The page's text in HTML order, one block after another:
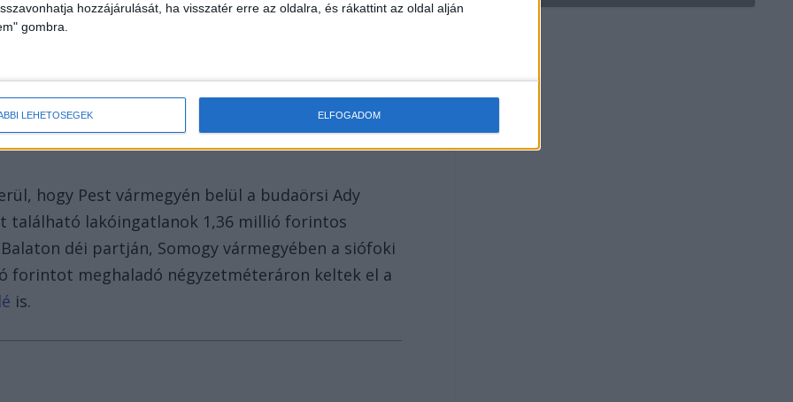
hozzájárulását, ha visszatér erre az oldalra, és rákattint az oldal alján
gombra.
LEHETŐSÉGEK ELFOGADOM
hogy Pest vármegyén belül a budaörsi Ady
található lakóingatlanok 1,36 millió forintos
déi partján, Somogy vármegyében a siófoki
forintot meghaladó négyzetméteráron keltek el a
is.